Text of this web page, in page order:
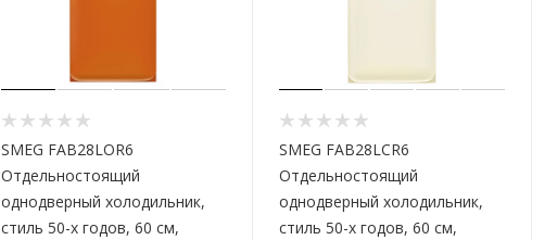
SMEG FAB28LOR6
Отдельностоящий
однодверный холодильник,
стиль 50-х годов, 60 см,
SMEG FAB28LCR6
Отдельностоящий
однодверный холодильник,
стиль 50-х годов, 60 см,